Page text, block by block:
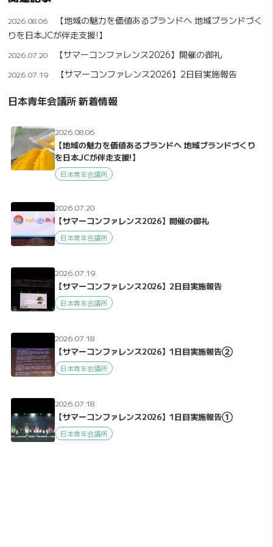
2026.08.06
【地域の魅力を価値あるブランドへ 地域ブランドづく
りを日本JCが伴走支援!】
2026.07.20 【サマーコンファレンス2026】開催の御礼
2026.07.19 【サマーコンファレンス2026】2日目実施報告
日本青年会議所 新着情報
2026.08.06
【地域の魅力を価値あるブランドへ 地域ブランドづくり
を日本JCが伴走支援!】
日本青年会議所
2026.07.20
【サマーコンファレンス2026】開催の御礼
日本青年会議所
2026.07.19
【サマーコンファレンス2026】2日目実施報告
日本青年会議所
2026.07.18
【サマーコンファレンス2026】1日目実施報告②
日本青年会議所
2026.07.18
【サマーコンファレンス2026】1日目実施報告①
日本青年会議所